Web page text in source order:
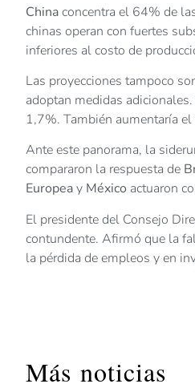
Chinaconcentra el 64% de
chinas operan con fuertes
inferiores al costo de
Las proyecciones tampoco
adoptan medidas
1,7%. También aumentaría
Ante este panorama, la
compararon la respuesta de
Europeay México actuaron
El presidente del Consejo
contundente. Afirmó que la
la pérdida de empleos y en
Más noticias